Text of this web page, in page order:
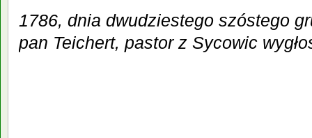
1786, dnia dwudziestego szóstego
pan Teichert, pastor z Sycowic